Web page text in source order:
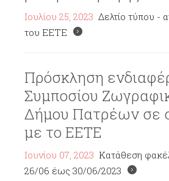
Ιουλίου 25, 2023 Δελτίο τύπου -
του ΕΕΤΕ
Πρόσκληση
Συμποσίου
Δήμου Πατρέων σε
με το ΕΕΤΕ
Ιουνίου 07, 2023 Κατάθεση
26/06 έως 30/06/2023